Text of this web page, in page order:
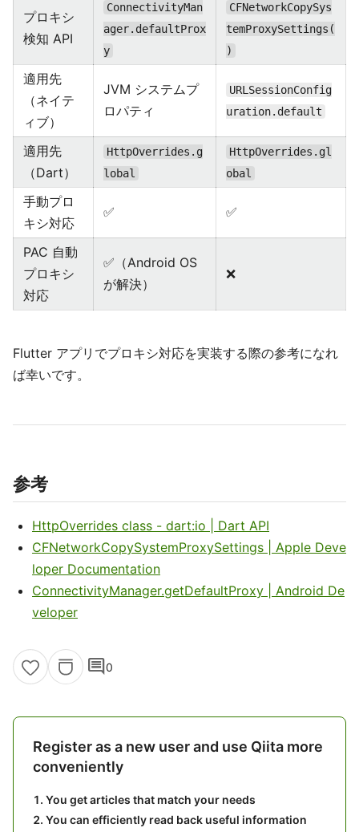
プロキシ
検知 API
ConnectivityMan
ager.defaultProx
y
CFNetworkCopySys
temProxySettings(
)
適用先
（ネイテ
ィブ）
JVM システムプ
ロパティ
URLSessionConfig
uration.default
適用先
（Dart）
HttpOverrides.g
lobal
HttpOverrides.gl
obal
手動プロ
キシ対応
✅ ✅
PAC 自動
プロキシ
対応
✅（Android OS
が解決）
❌
Flutter アプリでプロキシ対応を実装する際の参考になれ
ば幸いです。
参考
HttpOverrides class - dart:io | Dart API
CFNetworkCopySystemProxySettings | Apple Deve
loper Documentation
ConnectivityManager.getDefaultProxy | Android De
veloper
comment0
Register as a new user and use Qiita more
conveniently
You get articles that match your needs
You can efficiently read back useful information